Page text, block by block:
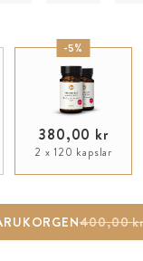
-5%
380,00 kr
2 x 120 kapslar
400,00